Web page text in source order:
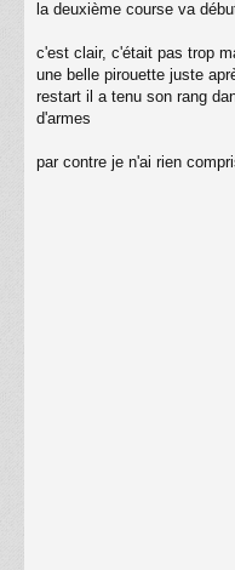
e
s
g
e
la deuxième course va
c'est clair, c'était pas trop
une belle pirouette juste
restart il a tenu son rang
d'armes
par contre je n'ai rien